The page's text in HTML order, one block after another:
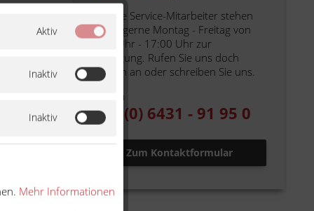
Unsere Service-Mitarbeiter stehen
Ihnen gerne Montag - Freitag von
9:00 Uhr - 17:00 Uhr zur
Verfügung. Rufen Sie uns doch
einfach an oder schreiben Sie uns.
Telefon
+49 (0) 6431 - 91 95 0
Zum Kontaktformular
Aktiv
Inaktiv
Inaktiv
Mehr Informationen